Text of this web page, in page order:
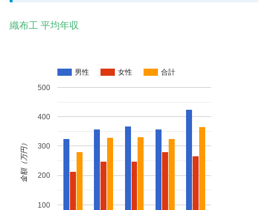
織布工 平均年収
男性 女性 合計
100
200
300
400
500
金額（万円）